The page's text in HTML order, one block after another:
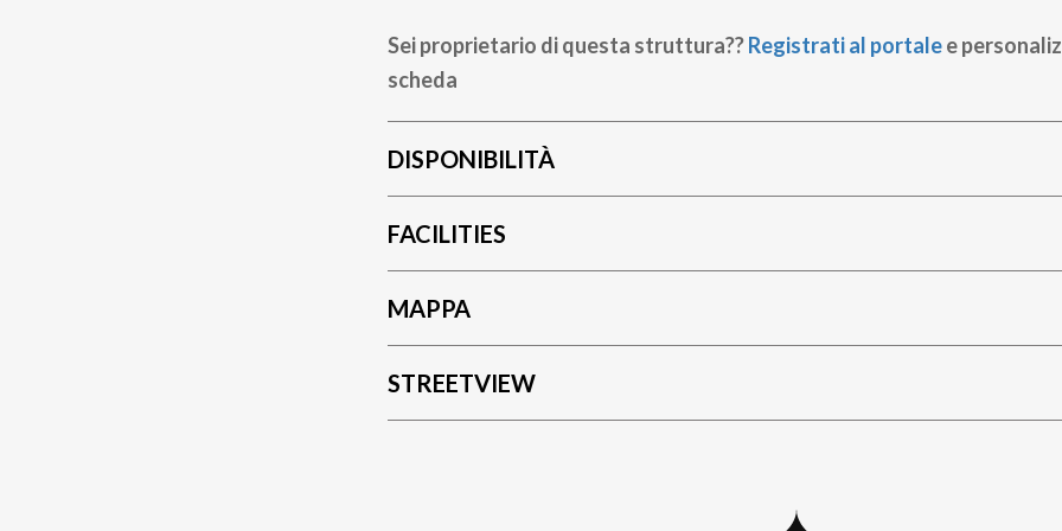
Sei proprietario di questa struttura??Registrati al portalee
scheda
DISPONIBILITÀ
FACILITIES
MAPPA
STREETVIEW